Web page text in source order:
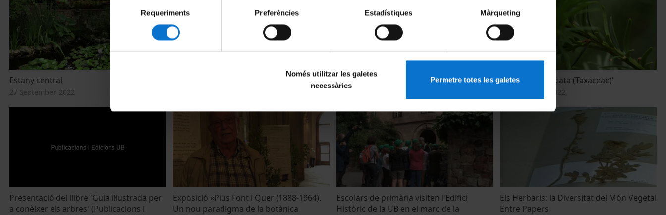
consentiment
Requeriments Preferències Estadístiques Màrqueting
Només utilitzar les galetes
necessàries
Permetre totes les galetes
Estany central
27 September, 2022
Ginkgo 'Ginkgo biloba (Ginkgoaceae)' Olivella 'Cneorum tricoccon (Rutaceae)' Teix 'Taxus baccata (Taxaceae)'
Presentació del llibre 'Guia il·lustrada per
a conèixer els arbres' (Publicacions i
Exposició «Pius Font i Quer (1888-1964).
Un nou paradigma de la botànica
Escolars de primària visiten l'Edifici
Històric de la UB en el marc de la
Els Herbaris: la Diversitat del Món Vegetal
Entre Papers